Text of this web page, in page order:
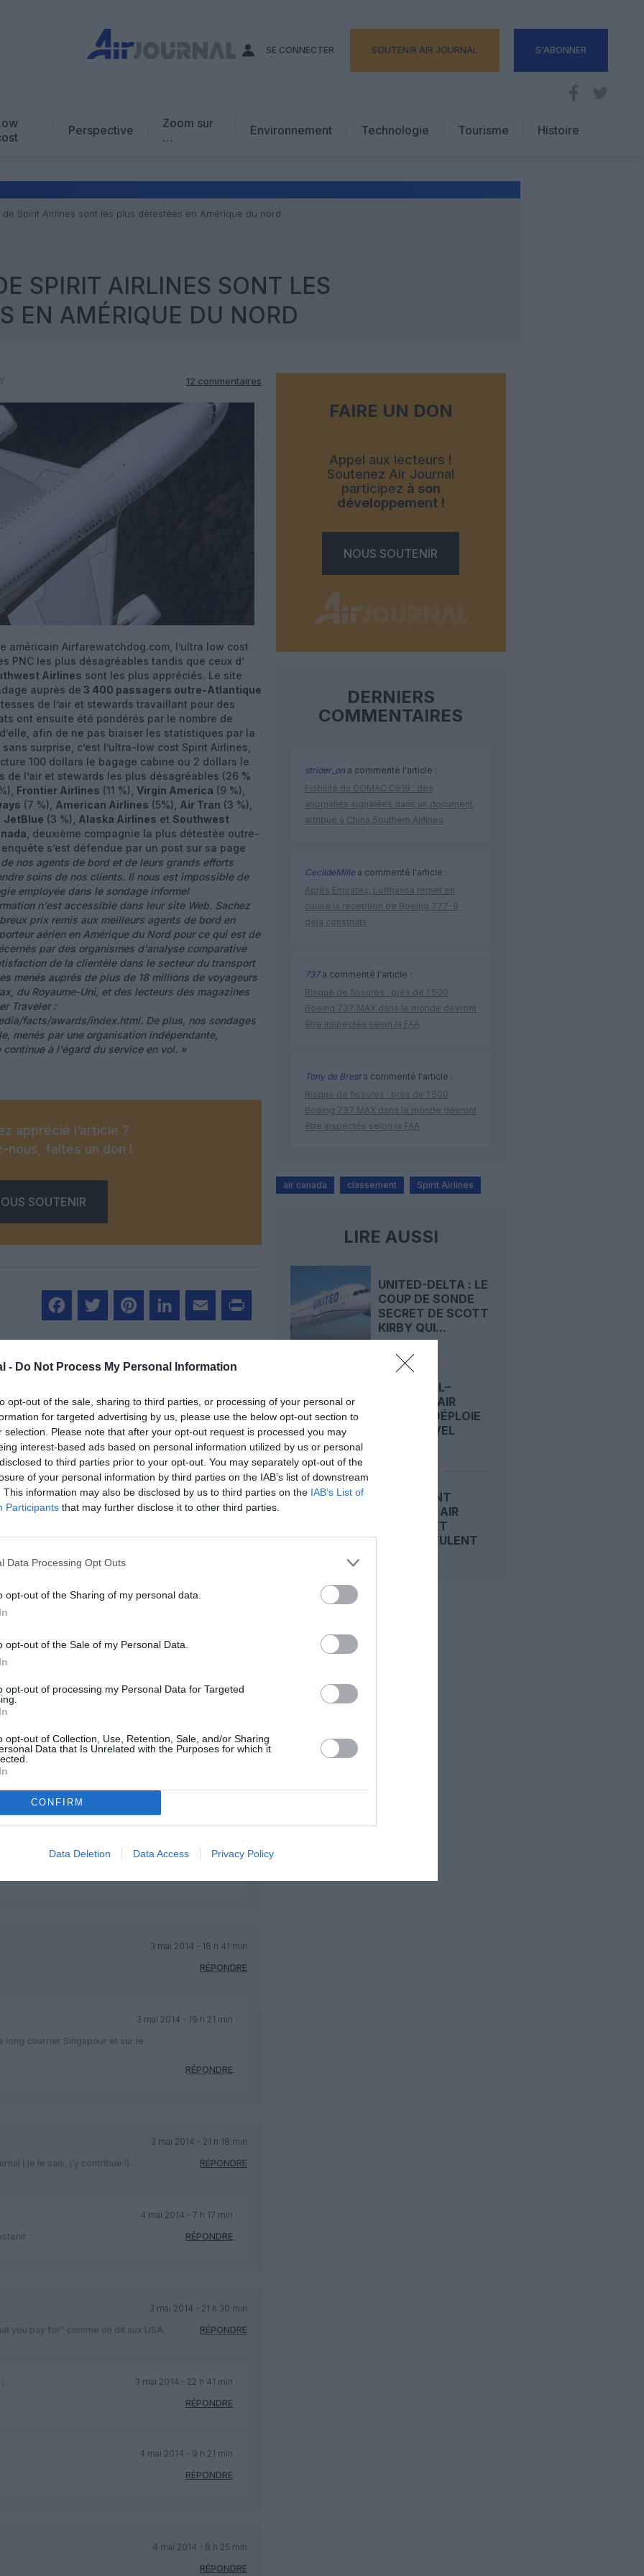
- Do Not Process My Personal Information
opt-out of the sale, sharing to third parties, or processing of your personal or
for targeted advertising by us, please use the below opt-out section to
selection. Please note that after your opt-out request is processed you may
interest-based ads based on personal information utilized by us or personal
to third parties prior to your opt-out. You may separately opt-out of the
of your personal information by third parties on the IAB’s list of downstream
This information may also be disclosed by us to third parties on the IAB’s List of
Participants that may further disclose it to other third parties.
Data Processing Opt Outs
opt-out of the Sharing of my personal data.
opt-out of the Sale of my Personal Data.
opt-out of processing my Personal Data for Targeted
opt-out of Collection, Use, Retention, Sale, and/or Sharing
Data that Is Unrelated with the Purposes for which it
CONFIRM
Data Deletion Data Access Privacy Policy
SE CONNECTER SOUTENIR AIR JOURNAL S'ABONNER
Perspective
Zoom sur
…
Avis d’expert
Environnement Technologie
Tourisme
Hôtellerie
Histoire
de Spirit Airlines sont les plus détestées en Amérique du nord
SPIRIT AIRLINES SONT LES
EN AMÉRIQUE DU NORD
12 commentaires
américain Airfarewatchdog.com, l’ultra low cost
PNC les plus désagréables tandis que ceux d’
Airlines sont les plus appréciés. Le site
auprès de 3 400 passagers outre-Atlantique
de l’air et stewards travaillant pour des
ont ensuite été pondérés par le nombre de
afin de ne pas biaiser les statistiques par la
surprise, c’est l’ultra-low cost Spirit Airlines,
100 dollars le bagage cabine ou 2 dollars le
de l’air et stewards les plus désagréables (26 %
Frontier Airlines (11 %), Virgin America (9 %),
(7 %), American Airlines (5%), Air Tran (3 %),
JetBlue (3 %), Alaska Airlines et Southwest
, deuxième compagnie la plus détestée outre-
s’est défendue par un post sur sa page
nos agents de bord et de leurs grands efforts
soins de nos clients. Il nous est impossible de
employée dans le sondage informel
n'est accessible dans leur site Web. Sachez
prix remis aux meilleurs agents de bord en
aérien en Amérique du Nord pour ce qui est de
par des organismes d'analyse comparative
de la clientèle dans le secteur du transport
menés auprès de plus de 18 millions de voyageurs
du Royaume-Uni, et des lecteurs des magazines
Traveler :
facts/awards/index.html. De plus, nos sondages
menés par une organisation indépendante,
à l'égard du service en vol. »
apprécié l’article ?
nous, faites un don !
SOUTENIR
3 mai 2014 - 16 h 27 min
chez RAYNAIR !!!
RÉPONDRE
3 mai 2014 - 19 h 01 min
à coup de pieds dans le cul (
non payés ) et qu’ils
par jour, avec des débuts de
mat sur 5 voire 6 jours d’affilée,
ont payé leur billet dix balles et qui
escales de 25 min, les bagages
du bagages à main, des
vérifient leur travail et leur
Ils n’ont pas trop envie de
pour aller où ? Alors c’est take
RÉPONDRE
d’une manière générale, je
étaient moins agréables que
souvent c’est encore de l’apriori,
3 mai 2014 - 18 h 41 min
RÉPONDRE
3 mai 2014 - 19 h 21 min
long courrier Singapour et sur le
RÉPONDRE
3 mai 2014 - 21 h 18 min
( je le sais, j’y contribue !).
RÉPONDRE
4 mai 2014 - 7 h 17 min
RÉPONDRE
3 mai 2014 - 21 h 30 min
you pay for” comme on dit aux USA.
RÉPONDRE
3 mai 2014 - 22 h 41 min
RÉPONDRE
4 mai 2014 - 9 h 21 min
RÉPONDRE
4 mai 2014 - 8 h 25 min
RÉPONDRE
FAIRE UN DON
Appel aux lecteurs !
Soutenez Air Journal
participez à son
développement !
NOUS SOUTENIR
DERNIERS
COMMENTAIRES
strider_on a commenté l'article :
Fiabilité du COMAC C919 : des
anomalies signalées dans un document
attribué à China Southern Airlines
CecildeMillea commenté l'article :
Après Emirates, Lufthansa remet en
cause la réception de Boeing 777-9
déjà construits
737a commenté l'article :
Risque de fissures : près de 1 500
Boeing 737 MAX dans le monde devront
être inspectés selon la FAA
Tony de Bresta commenté l'article :
Risque de fissures : près de 1 500
Boeing 737 MAX dans le monde devront
être inspectés selon la FAA
air canada classement Spirit Airlines
LIRE AUSSI
UNITED-DELTA : LE
COUP DE SONDE
SECRET DE SCOTT
KIRBY QUI...
MONTRÉAL–
NANTES : AIR
CANADA DÉPLOIE
SON NOUVEL
CARBURANT
DURABLE : AIR
CANADA ET
AIRBUS VEULENT